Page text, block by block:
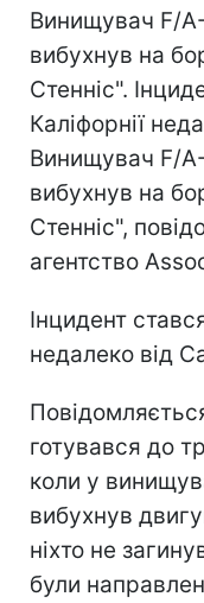
Винищувач F/
вибухнув на
Стенніс".
Каліфорнії
Винищувач F/
вибухнув на
Стенніс",
агентство
Інцидент
недалеко від
готувався до
коли у
вибухнув
ніхто не
були